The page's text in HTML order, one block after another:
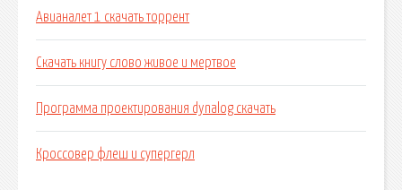
Авианалет 1 скачать торрент
Скачать книгу слово живое и мертвое
Программа проектирования dynalog скачать
Кроссовер флеш и супергерл